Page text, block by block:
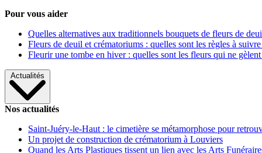
Pour vous aider
Quelles alternatives aux traditionnels bouquets de fleurs de
Fleurs de deuil et crématoriums : quelles sont les règles à
Fleurir une tombe en hiver : quelles sont les fleurs qui ne gèlent
Actualités
Nos actualités
Saint-Juéry-le-Haut : le cimetière se métamorphose pour
Un projet de construction de crématorium à Louviers
Quand les Arts Plastiques tissent un lien avec les Arts